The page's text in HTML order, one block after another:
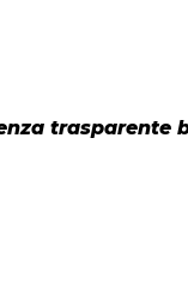
trasparente